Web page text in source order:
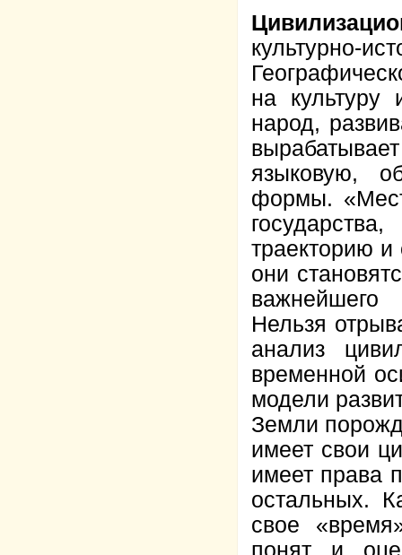
на
народ,
языковую,
формы.
траекторию и
они
важнейшего
Нельзя
анализ
временной
модели
Земли
имеет свои
имеет права
остальных.
свое
понят и